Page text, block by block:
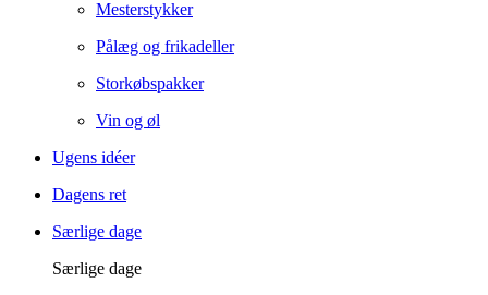
Mesterstykker
Pålæg og frikadeller
Storkøbspakker
Vin og øl
Ugens idéer
Dagens ret
Særlige dage
Særlige dage